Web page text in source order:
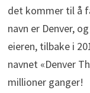
det kommer til å
navn er Denver,
eieren, tilbake i
navnet «Denver
millioner ganger!